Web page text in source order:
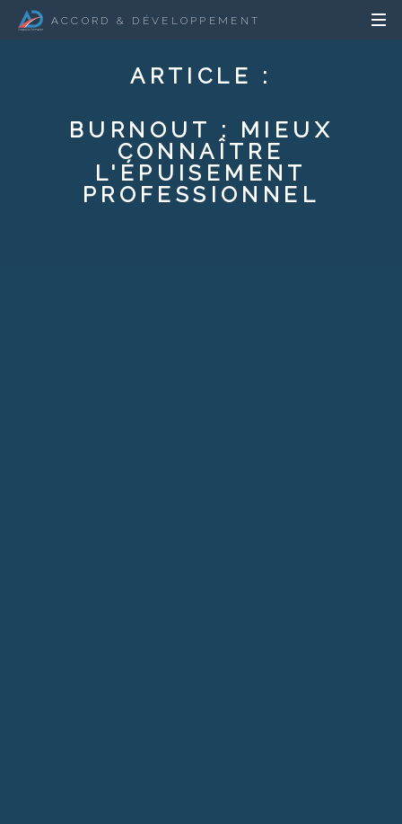
ACCORD & DÉVELOPPEMENT
ARTICLE :
BURNOUT : MIEUX
CONNAÎTRE
L'ÉPUISEMENT
PROFESSIONNEL